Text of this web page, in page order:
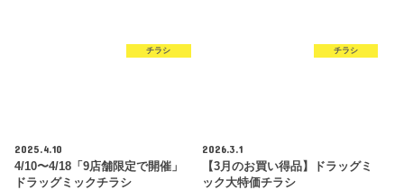
チラシ
2025.4.10
4/10〜4/18「9店舗限定で開催」
ドラッグミックチラシ
チラシ
2026.3.1
【3月のお買い得品】ドラッグミ
ック大特価チラシ